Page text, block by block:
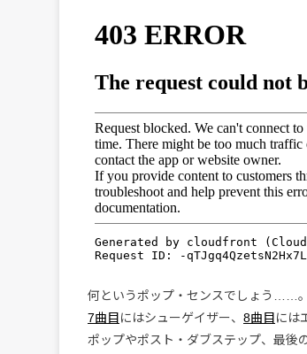
何というポップ・センスでしょう……
7曲目 にはシューゲイザー、 8曲目 には
ポップやポスト・ダブステップ、最後